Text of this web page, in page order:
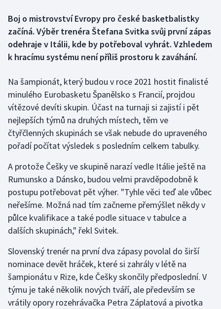
Box
Curling
Florbal
Futsal
Golf
Házená
Jezdectví
Judo
Krasobruslení
Lezení
Lyže a snowboard
Boj o mistrovství Evropy pro české basketbalistky
začíná. Výběr trenéra Štefana Svitka svůj první zápas
odehraje v Itálii, kde by potřeboval vyhrát. Vzhledem
k hracímu systému není příliš prostoru k zaváhání.
Na šampionát, který budou v roce 2021 hostit finalisté
minulého Eurobasketu Španělsko s Francií, projdou
vítězové devíti skupin. Účast na turnaji si zajistí i pět
nejlepších týmů na druhých místech, těm ve
čtyřčlenných skupinách se však nebude do upraveného
pořadí počítat výsledek s posledním celkem tabulky.
A protože Češky ve skupině narazí vedle Itálie ještě na
Rumunsko a Dánsko, budou velmi pravděpodobně k
postupu potřebovat pět výher. "Tyhle věci teď ale vůbec
neřešíme. Možná nad tím začneme přemýšlet někdy v
půlce kvalifikace a také podle situace v tabulce a
dalších skupinách," řekl Svitek.
Slovenský trenér na první dva zápasy povolal do širší
nominace devět hráček, které si zahrály v létě na
šampionátu v Rize, kde Češky skončily předposlední. V
týmu je také několik nových tváří, ale především se
vrátily opory rozehrávačka Petra Záplatová a pivotka